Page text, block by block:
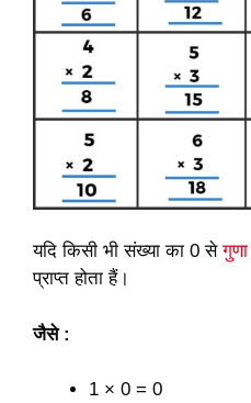
यदि किसी भी संख्या का 0 सेगुणा
प्राप्त होता हैं।
जैसे :
1 × 0 = 0